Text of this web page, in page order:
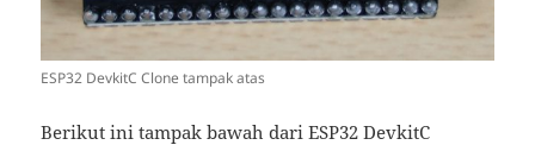
ESP32 DevkitC Clone tampak atas
Berikut ini tampak bawah dari ESP32 DevkitC